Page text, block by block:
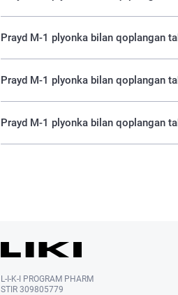
Prayd M-1 plyonka bilan qoplangan
Prayd M-1 plyonka bilan qoplangan
Prayd M-1 plyonka bilan qoplangan
L-I-K-I PROGRAM PHARM
STIR 309805779